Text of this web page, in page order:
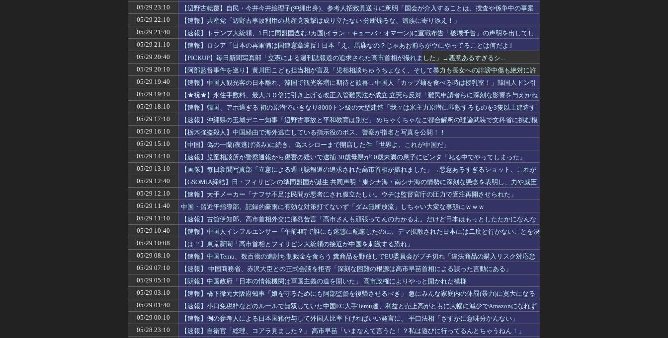
05/29 23:10
【辺野古転覆】自民・今井今井絵理子(沖縄出身)、参考人招致見送りに釈明「国会が介入することは、捜査や係争中の事案
に対して
05/29 22:10
【速報】共産党「辺野古事故利用の共産党攻撃は成り立たない 分断煽るな、遺族に寄り添え！」
05/29 21:40
【速報】トランプ大統領、1日に同盟国含む3カ国(イラン・キューバ・オマーン)に宣戦布告「破壊予告」の声明を出してし
まう・・・
05/29 21:10
【速報】ロシア「日本の再軍備は国連憲章違反｣ 日本「え、馬鹿なの？じゃあお前らがウにやってることは何だよ｣
05/29 20:40
【PICKUP】毎日新聞写真部「立憲による週刊誌報道の追求された高市首相が撮れました」→悪意あるすぎるシ...
05/29 20:10
【阿部監督事件を巡り】黄川田こども担当相が言及「児相相談ちゅうちょなく、そして暴力も長女への誹謗中傷も絶対に許
されないこと」
05/29 19:40
【速報】中国人観光客の日本離れ、韓国で観光客増に期待と歓喜→中国人「カップ麺を食べる時は授乳室！」韓国人ドン引
きで泣きわめくｗ
05/29 19:10
【★祝★】永住手数料、最大３０倍に引き上げる改正入管難民法が成立 立憲ら反対「難民申請者らに深刻な影響を与えかね
ない」
05/29 18:10
【速報】韓国、アホ過ぎる 初の原潜でいきなり8000トン級の大型建造「我々は米主力原潜に匹敵するものを3隻以上建造す
る」なお仮想敵国は北朝鮮
05/29 17:10
【速報】沖縄県の玉城デニー知事「辺野古事故と平和教育は別だ」 めちゃくちゃなご都合解釈の理論武装で文科省に挑む模
様
05/29 16:10
【栃木強盗殺人】中国経由で海外逃亡している指示役のボス、警察が指名と写真を公開！！
05/29 15:10
【中国】偽の一蘭(夜逃げ済み)に続き、偽スシローまで開店した件「世界よ、これが中国だ」
05/29 14:10
【速報】児童相談所が警察通報から傷害の疑いで逮捕 30歳母親が10歳未満の息子にビンタ「叱る中でやってしまった」
05/29 13:10
【画像】毎日新聞写真部「立憲による週刊誌報道の追求された高市首相が撮れました」→悪意あるすぎるショット、これが
支持率下げてやる写真か
05/29 12:40
【GSOMIA締結】日・フィリピンの準同盟国が誕生 共同声明「東シナ海・南シナ海の情勢に深刻な懸念を表明し、力や威圧
による一方的な現状変更の試みに強く反対する」
05/29 12:10
【速報】大手メーカー「ナフサ不足は民間が悪者にされ腹立たしい。ウチは監督官庁の圧力で受注再開させられた」
5ch「取材元本当に存在すんの？コレ」
05/29 11:40
中国・習近平指導部、記録的豪雨に有効な対策打てないず「ダム無断放流」しちゃい大変な事態にｗｗｗ
05/29 11:10
【速報】古舘伊知郎、高市首相外交に痛烈苦言「高市さんも頑張ってんのわかるよ。だけど日本はもっとしたたかになんな
きゃ。心を鬼にしても嫌いな中国と…」
05/29 10:40
【速報】中国人インフルエンサー「午前4時で誰にも迷惑に配慮したのに、デマ拡散された日本には二度と行かないことを決
めた」、富士山ローソンでダンス動画が迷惑だと炎上
05/29 10:08
【は？】東京新聞「高市首相とフィリピン大統領の接近が中国を刺激する恐れ」
05/29 08:10
【速報】中国Temu、数百億の追討ち制裁金を食らう 糞商品を野放しでEU委員会がブチ切れ「違法商品の購入リスク対応怠
った」
05/29 07:10
【速報】 中国商務省、赤沢大臣との正式会談を拒否「深刻な困難の根源は高市早苗首相による誤った言動にある」
05/29 05:10
【朗報】中国政府「日本の情報機関は軍国主義の道を開いた」 高市政権によりやっと開かれた模様
05/29 03:10
【速報】橋下徹元大阪府知事「娘を守るためにも阿部監督を復帰させるべき」 急にみんな家庭内の体罰(暴力)に寛大になる
ｗｗｗ
05/29 01:40
【速報】小口免税枠などのルールで無双していた中国EC大手Temu達、利益と売上高がともに大幅に減少でAmazonになれず
ブーム終わる
05/29 00:10
【速報】例の参考人による日本国籍付与して外国人比率下げればいい発言に、 平口法相「さすがに意味分かんない」
05/28 23:10
【速報】自衛官「総理、コアラ見ました？」 高市早苗「いまなんて言うた！？私は遊びに行ってるんとちゃうねん！」